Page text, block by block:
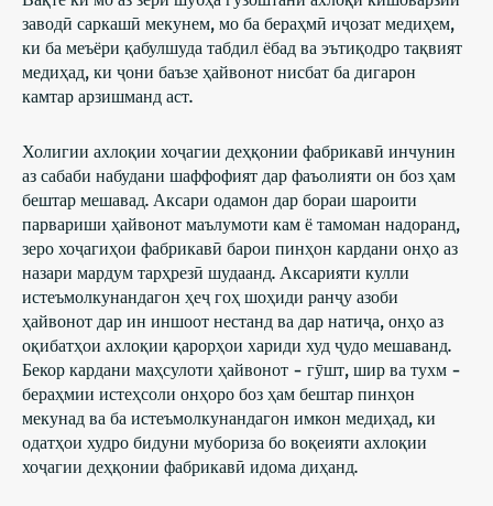
заводӣ саркашӣ мекунем, мо ба бераҳмӣ иҷозат медиҳем,
ки ба меъёри қабулшуда табдил ёбад ва эътиқодро тақвият
медиҳад, ки ҷони баъзе ҳайвонот нисбат ба дигарон
камтар арзишманд аст.
Холигии ахлоқии хоҷагии деҳқонии фабрикавӣ инчунин
аз сабаби набудани шаффофият дар фаъолияти он боз ҳам
бештар мешавад. Аксари одамон дар бораи шароити
парвариши ҳайвонот маълумоти кам ё тамоман надоранд,
зеро хоҷагиҳои фабрикавӣ барои пинҳон кардани онҳо аз
назари мардум тарҳрезӣ шудаанд. Аксарияти кулли
истеъмолкунандагон ҳеҷ гоҳ шоҳиди ранҷу азоби
ҳайвонот дар ин иншоот нестанд ва дар натиҷа, онҳо аз
оқибатҳои ахлоқии қарорҳои хариди худ ҷудо мешаванд.
Бекор кардани маҳсулоти ҳайвонот - гӯшт, шир ва тухм -
бераҳмии истеҳсоли онҳоро боз ҳам бештар пинҳон
мекунад ва ба истеъмолкунандагон имкон медиҳад, ки
одатҳои худро бидуни мубориза бо воқеияти ахлоқии
хоҷагии деҳқонии фабрикавӣ идома диҳанд.